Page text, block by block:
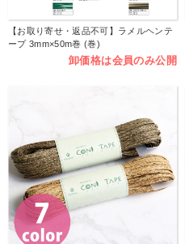
【お取り寄せ・返品不可】ラメルヘンテ
ープ 3mm×50m巻 (巻)
卸価格は会員のみ公開